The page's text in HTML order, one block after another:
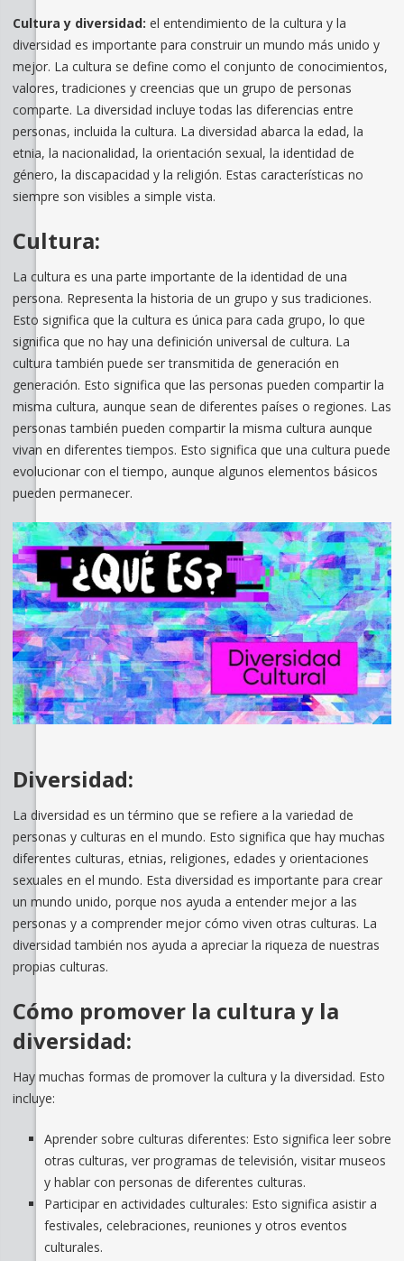
Cultura y diversidad: el entendimiento de la cultura y la
diversidad es importante para construir un mundo más unido y
mejor. La cultura se define como el conjunto de conocimientos,
valores, tradiciones y creencias que un grupo de personas
comparte. La diversidad incluye todas las diferencias entre
personas, incluida la cultura. La diversidad abarca la edad, la
etnia, la nacionalidad, la orientación sexual, la identidad de
género, la discapacidad y la religión. Estas características no
siempre son visibles a simple vista.
Cultura:
La cultura es una parte importante de la identidad de una
persona. Representa la historia de un grupo y sus tradiciones.
Esto significa que la cultura es única para cada grupo, lo que
significa que no hay una definición universal de cultura. La
cultura también puede ser transmitida de generación en
generación. Esto significa que las personas pueden compartir la
misma cultura, aunque sean de diferentes países o regiones. Las
personas también pueden compartir la misma cultura aunque
vivan en diferentes tiempos. Esto significa que una cultura puede
evolucionar con el tiempo, aunque algunos elementos básicos
pueden permanecer.
Diversidad:
La diversidad es un término que se refiere a la variedad de
personas y culturas en el mundo. Esto significa que hay muchas
diferentes culturas, etnias, religiones, edades y orientaciones
sexuales en el mundo. Esta diversidad es importante para crear
un mundo unido, porque nos ayuda a entender mejor a las
personas y a comprender mejor cómo viven otras culturas. La
diversidad también nos ayuda a apreciar la riqueza de nuestras
propias culturas.
Cómo promover la cultura y la
diversidad:
Hay muchas formas de promover la cultura y la diversidad. Esto
incluye:
Aprender sobre culturas diferentes: Esto significa leer sobre
otras culturas, ver programas de televisión, visitar museos
y hablar con personas de diferentes culturas.
Participar en actividades culturales: Esto significa asistir a
festivales, celebraciones, reuniones y otros eventos
culturales.